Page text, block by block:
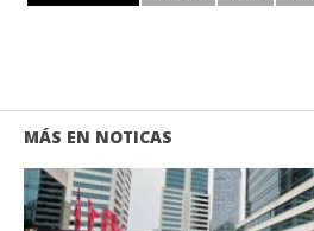
MÁS EN NOTICAS